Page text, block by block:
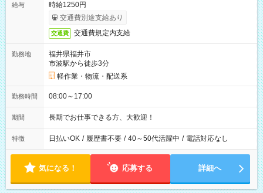
給与
時給1250円
交通費別途支給あり
交通費 交通費規定内支給
勤務地
福井県福井市
市波駅から徒歩3分
軽作業・物流・配送系
勤務時間 08:00～17:00
期間 長期でお仕事できる方、大歓迎！
特徴 日払いOK / 履歴書不要 / 40～50代活躍中 / 電話対応なし
気になる！ 応募する 詳細へ